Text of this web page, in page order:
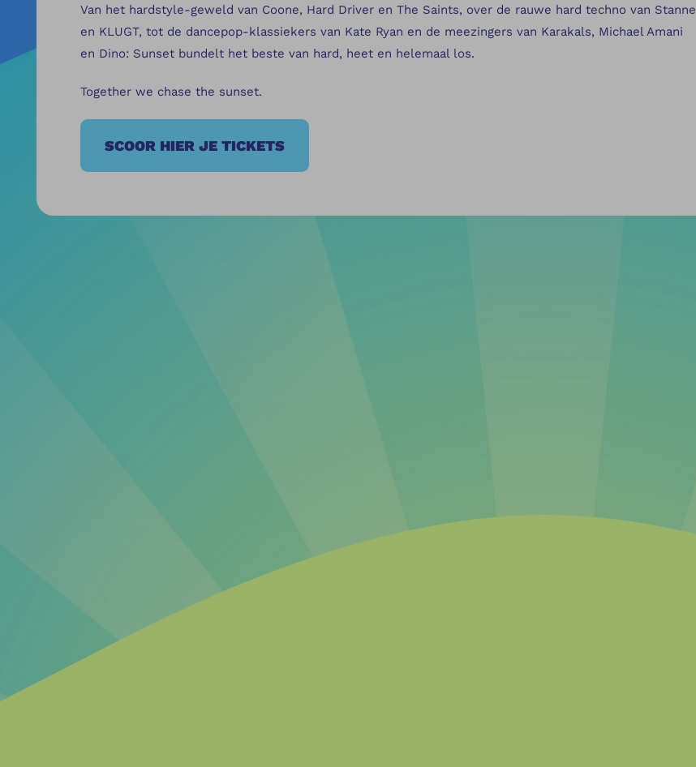
Van het hardstyle-geweld van Coone, Hard Driver en The Saints, over de rauwe hard techno van Stanne
en KLUGT, tot de dancepop-klassiekers van Kate Ryan en de meezingers van Karakals, Michael Amani
en Dino: Sunset bundelt het beste van hard, heet en helemaal los.
Together we chase the sunset.
SCOOR HIER JE TICKETS